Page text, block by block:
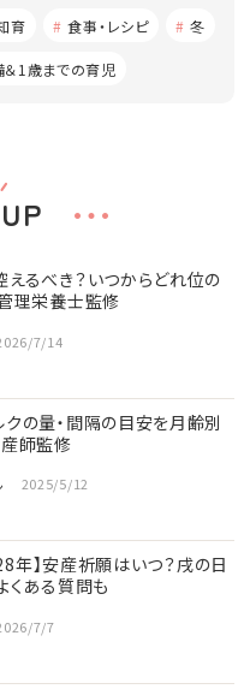
育 食事・レシピ 冬
1歳までの育児
るべき？いつからどれ位の
理栄養士監修
7/14
の量・間隔の目安を月齢別
産師監修
2025/5/12
年】安産祈願はいつ？戌の日
くある質問も
7/7